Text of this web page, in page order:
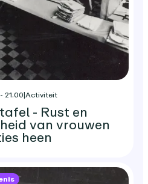
21.00|Activiteit
- Rust en
van vrouwen
heen